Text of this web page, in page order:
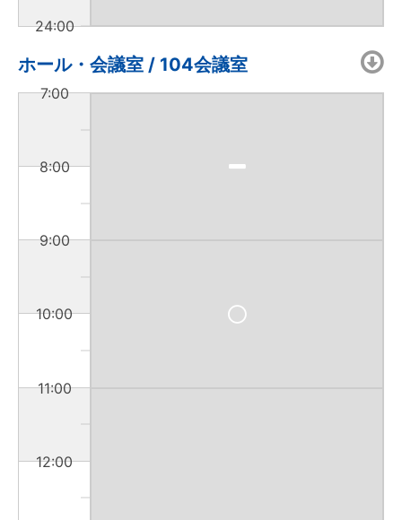
24:00
ホール・会議室 / 104会議室
7:00
8:00
9:00
10:00
11:00
12:00